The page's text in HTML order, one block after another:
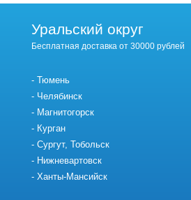
Уральский округ
Бесплатная доставка от 30000 рублей
Тюмень
Челябинск
Магнитогорск
Курган
Сургут, Тобольск
Нижневартовск
Ханты-Мансийск